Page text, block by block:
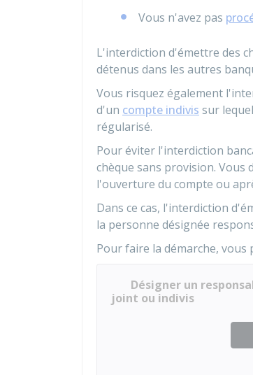
Vous n'avez pas
L'interdiction d'émettre des
détenus dans les autres
Vous risquez également
d'un compte indivis sur
régularisé.
Pour éviter l'interdiction
chèque sans provision. Vous
l'ouverture du compte ou
Dans ce cas, l'interdiction
la personne désignée
Pour faire la démarche, vous
Désigner un
joint ou indivis